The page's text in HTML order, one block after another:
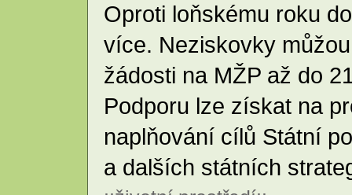
Oproti loňskému roku
více. Neziskovky
žádosti na MŽP až do
Podporu lze získat na
naplňování cílů Státní
a dalších státních